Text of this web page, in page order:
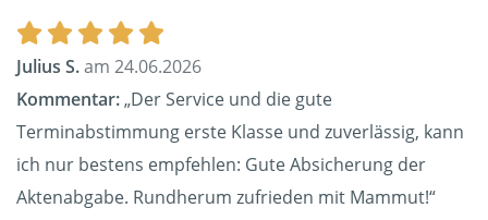
Julius S.am 24.06.2026
Kommentar:„Der Service und die gute
Terminabstimmung erste Klasse und zuverlässig, kann
ich nur bestens empfehlen: Gute Absicherung der
Aktenabgabe. Rundherum zufrieden mit Mammut!“